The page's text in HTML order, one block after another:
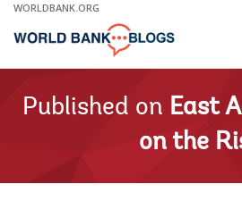
Skip
Main
WORLDBANK.ORG
Published on East
on the